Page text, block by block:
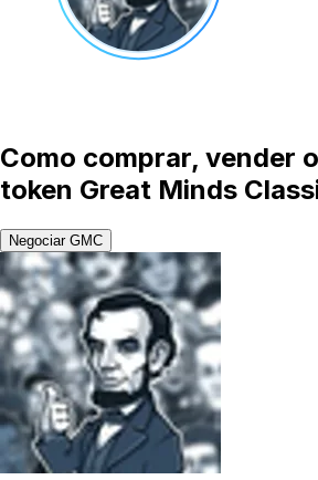
Como comprar, vender
token Great Minds
Negociar GMC